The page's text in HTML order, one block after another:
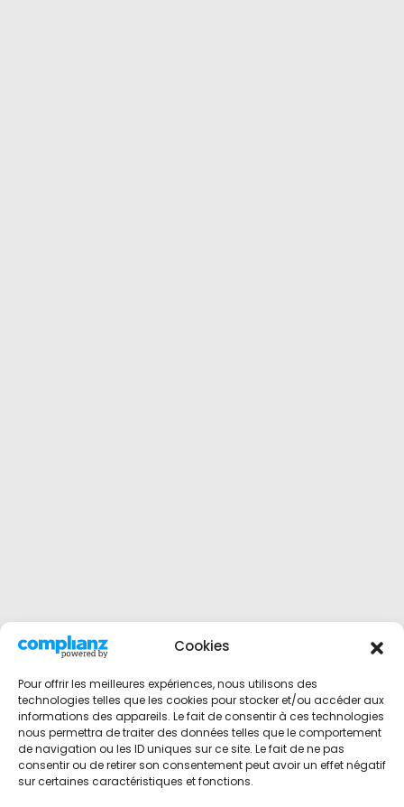
Cookies
Pour offrir les meilleures expériences, nous utilisons des
technologies telles que les cookies pour stocker et/ou accéder aux
informations des appareils. Le fait de consentir à ces technologies
nous permettra de traiter des données telles que le comportement
de navigation ou les ID uniques sur ce site. Le fait de ne pas
consentir ou de retirer son consentement peut avoir un effet négatif
sur certaines caractéristiques et fonctions.